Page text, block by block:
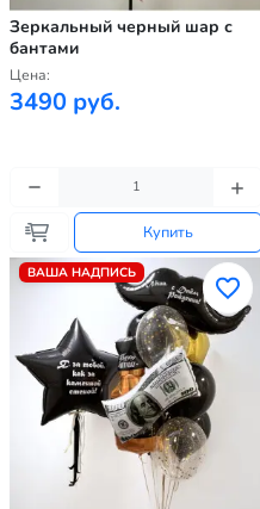
Зеркальный черный шар с
бантами
Цена:
3490 руб.
Купить
ВАША НАДПИСЬ